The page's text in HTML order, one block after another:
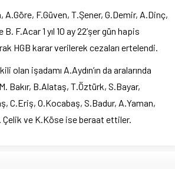
A.Göre, F.Güven, T.Şener, G.Demir, A.Dinç,
B. F.Acar 1 yıl 10 ay 22’şer gün hapis
HGB karar verilerek cezaları ertelendi.
olan işadamı A.Aydın’ın da aralarında
Bakır, B.Alataş, T.Öztürk, S.Bayar,
C.Eriş, O.Kocabaş, S.Badur, A.Yaman,
ve K.Köse ise beraat ettiler.